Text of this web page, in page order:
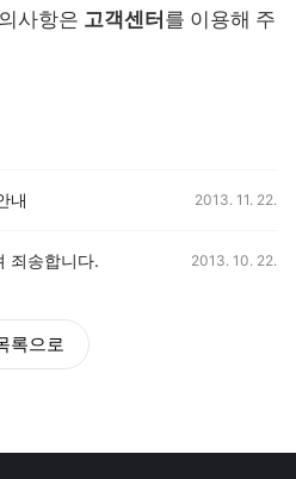
사항은 고객센터 를 이용해 주
내 2013. 11. 22.
죄송합니다. 2013. 10. 22.
록으로